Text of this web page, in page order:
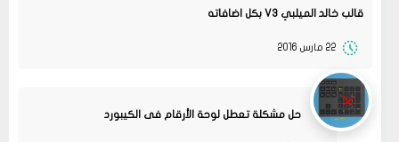
قالب خالد الميلبي V3 بكل اضافاته
22 مارس 2016
حل مشكلة تعطل لوحة الأرقام فى الكيبورد